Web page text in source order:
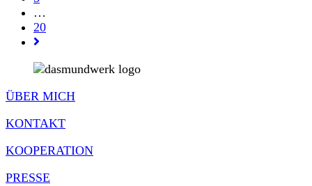
…
20
Gehe
nächsten
ÜBER MICH
KONTAKT
KOOPERATION
PRESSE